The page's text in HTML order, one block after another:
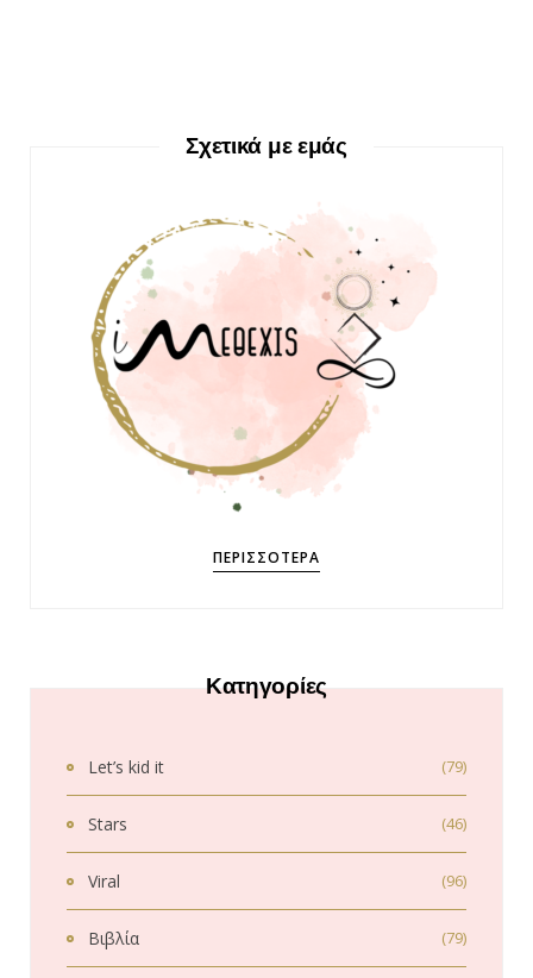
Σχετικά με εμάς
ΠΕΡΙΣΣΌΤΕΡΑ
Κατηγορίες
Let’s kid it (79)
Stars (46)
Viral (96)
Βιβλία (79)